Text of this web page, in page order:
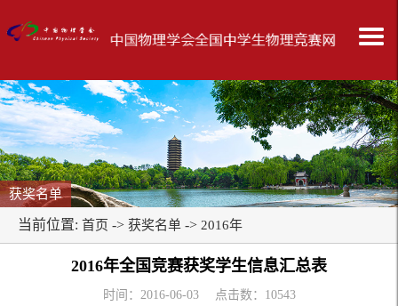
获奖名单
当前位置: 首页 -> 获奖名单 -> 2016年
2016年全国竞赛获奖学生信息汇总表
时间：2016-06-03 点击数： 10543